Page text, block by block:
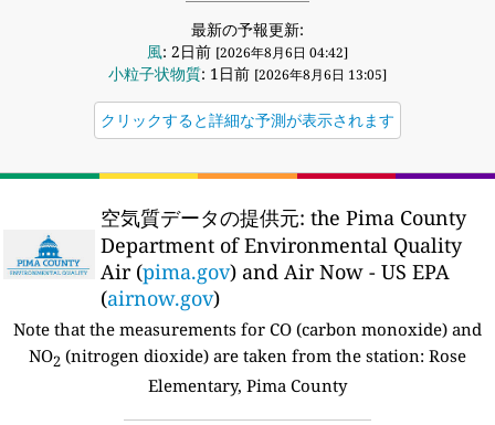
最新の予報更新:
風: 2日前 [2026年8月6日 04:42]
小粒子状物質: 1日前 [2026年8月6日 13:05]
クリックすると詳細な予測が表示されます
空気質データの提供元: the Pima County
Department of Environmental Quality
Air (pima.gov) and Air Now - US EPA
(airnow.gov)
Note that the measurements for CO (carbon monoxide) and
NO2 (nitrogen dioxide) are taken from the station: Rose
Elementary, Pima County